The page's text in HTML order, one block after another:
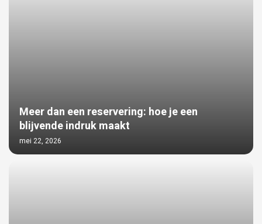
Meer dan een reservering: hoe je een
blijvende indruk maakt
mei 22, 2026